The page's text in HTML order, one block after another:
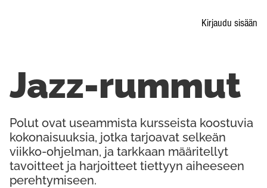
Kirjaudu sisään
Jazz-rummut
Polut ovat useammista kursseista koostuvia
kokonaisuuksia, jotka tarjoavat selkeän
viikko-ohjelman, ja tarkkaan määritellyt
tavoitteet ja harjoitteet tiettyyn aiheeseen
perehtymiseen.